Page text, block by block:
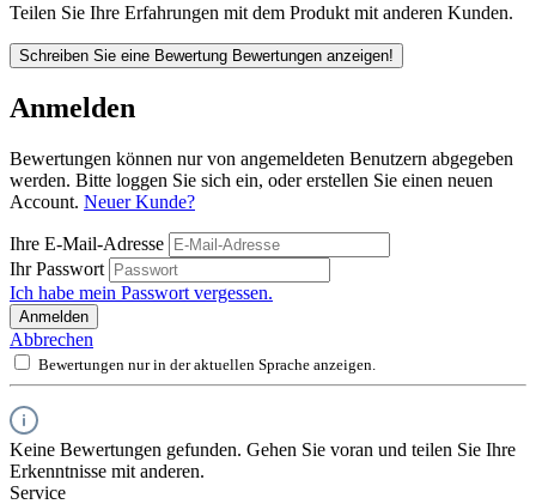
Teilen Sie Ihre Erfahrungen mit dem Produkt mit anderen Kunden.
Schreiben Sie eine Bewertung Bewertungen anzeigen!
Anmelden
Bewertungen können nur von angemeldeten Benutzern abgegeben
werden. Bitte loggen Sie sich ein, oder erstellen Sie einen neuen
Account. Neuer Kunde?
Ihre E-Mail-Adresse
Ihr Passwort
Ich habe mein Passwort vergessen.
Anmelden
Abbrechen
Bewertungen nur in der aktuellen Sprache anzeigen.
Keine Bewertungen gefunden. Gehen Sie voran und teilen Sie Ihre
Erkenntnisse mit anderen.
Service